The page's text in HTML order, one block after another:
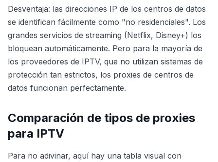
Desventaja: las direcciones IP de los centros de datos
se identifican fácilmente como "no residenciales". Los
grandes servicios de streaming (Netflix, Disney+) los
bloquean automáticamente. Pero para la mayoría de
los proveedores de IPTV, que no utilizan sistemas de
protección tan estrictos, los proxies de centros de
datos funcionan perfectamente.
Comparación de tipos de proxies
para IPTV
Para no adivinar, aquí hay una tabla visual con